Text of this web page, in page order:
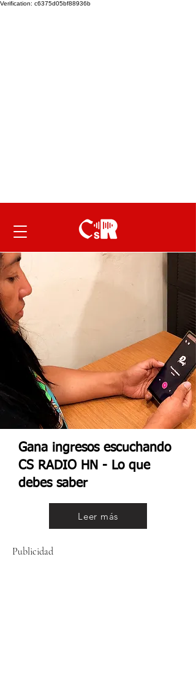
Verification: c6375d05bf88936b
Gana ingresos escuchando
CS RADIO HN - Lo que
debes saber
Leer más
Publicidad